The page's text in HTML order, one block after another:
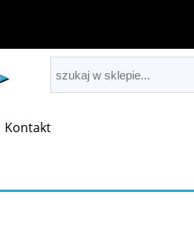
Kontakt